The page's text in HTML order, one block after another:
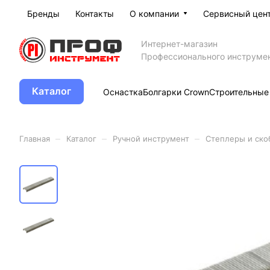
Бренды Контакты О компании Сервисный
Интернет-магазин
Профессионального
Каталог ОснасткаБолгарки Crown
Главная Каталог Ручной инструмент Степлеры и